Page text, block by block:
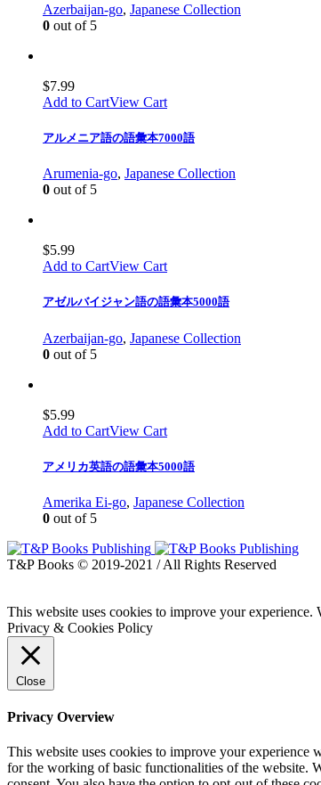
Azerbaijan-go, Japanese Collection
0 out of 5
$7.99
Add to CartView Cart
アルメニア語の語彙本7000語
Arumenia-go, Japanese Collection
0 out of 5
$5.99
Add to CartView Cart
アゼルバイジャン語の語彙本5000語
Azerbaijan-go, Japanese Collection
0 out of 5
$5.99
Add to CartView Cart
アメリカ英語の語彙本5000語
Amerika Ei-go, Japanese Collection
0 out of 5
T&P Books © 2019-2021 / All Rights Reserved
This website uses cookies to improve your
Privacy & Cookies Policy
Close
Privacy Overview
This website uses cookies to improve your experience
for the working of basic functionalities of the website.